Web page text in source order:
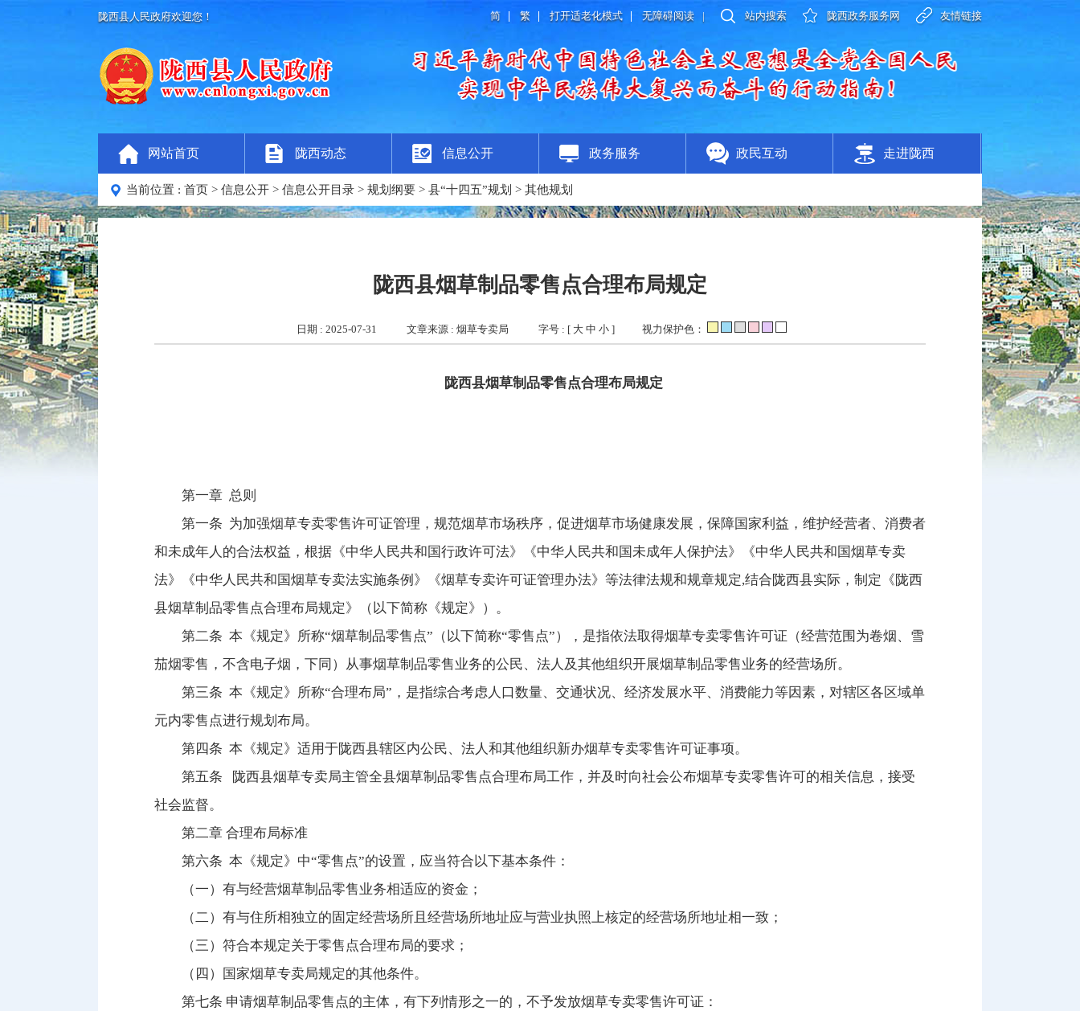
陇西县人民政府欢迎您！ 友情链接
陇西政务服务网
站内搜索
无障碍阅读 |
打开适老化模式
繁
简
网站首页 陇西动态 信息公开 政务服务 政民互动 走进陇西
当前位置 : 首页 > 信息公开 > 信息公开目录 > 规划纲要 > 县“十四五”规划 > 其他规划
陇西县烟草制品零售点合理布局规定
日期 : 2025-07-31 文章来源 : 烟草专卖局 字号 : [ 大 中 小] 视力保护色：
陇西县烟草制品零售点合理布局规定
第一章 总则
第一条 为加强烟草专卖零售许可证管理，规范烟草市场秩序，促进烟草市场健康发展，保障国家利益，维护经营者、消费者
和未成年人的合法权益，根据《中华人民共和国行政许可法》《中华人民共和国未成年人保护法》《中华人民共和国烟草专卖
法》《中华人民共和国烟草专卖法实施条例》《烟草专卖许可证管理办法》等法律法规和规章规定,结合陇西县实际，制定《陇西
县烟草制品零售点合理布局规定》（以下简称《规定》）。
第二条 本《规定》所称“烟草制品零售点”（以下简称“零售点”），是指依法取得烟草专卖零售许可证（经营范围为卷烟、雪
茄烟零售，不含电子烟，下同）从事烟草制品零售业务的公民、法人及其他组织开展烟草制品零售业务的经营场所。
第三条 本《规定》所称“合理布局”，是指综合考虑人口数量、交通状况、经济发展水平、消费能力等因素，对辖区各区域单
元内零售点进行规划布局。
第四条 本《规定》适用于陇西县辖区内公民、法人和其他组织新办烟草专卖零售许可证事项。
第五条 陇西县烟草专卖局主管全县烟草制品零售点合理布局工作，并及时向社会公布烟草专卖零售许可的相关信息，接受
社会监督。
第二章 合理布局标准
第六条 本《规定》中“零售点”的设置，应当符合以下基本条件：
（一）有与经营烟草制品零售业务相适应的资金；
（二）有与住所相独立的固定经营场所且经营场所地址应与营业执照上核定的经营场所地址相一致；
（三）符合本规定关于零售点合理布局的要求；
（四）国家烟草专卖局规定的其他条件。
第七条 申请烟草制品零售点的主体，有下列情形之一的，不予发放烟草专卖零售许可证：